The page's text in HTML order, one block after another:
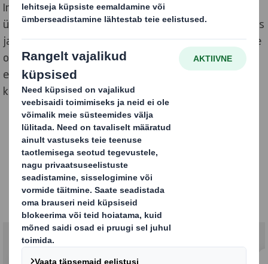
International Paper ja DS Smith ühinevad üheks
ülemaailmseks jätkusuutliku pakendilahenduste liidriks
ja me teame, et teil on küsimusi. Oluline on teada, et te
olete meie prioriteet number üks ja meie esmane
eesmärk on pakkuda selle ülemineku ajal teile
katkematut ja tipptasemel teenust.
Nüüd, kui International
Paper on lõpetanud DS
Smithi omandamise: